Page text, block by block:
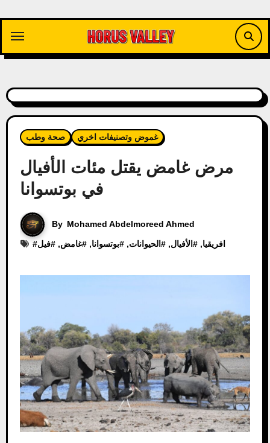
content
صحة وطب غموض وتصنيفات اخري
مرض غامض يقتل مئات الأفيال
في بوتسوانا
By Mohamed Abdelmoreed Ahmed
# افريقيا, # الأفيال, # الحيوانات, #بوتسوانا, #غامض, #فيل